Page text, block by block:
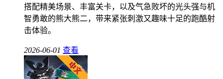
搭配精美场景、丰富关卡，以及气急败坏的光头强与机
智勇敢的熊大熊二，带来紧张刺激又趣味十足的跑酷射
击体验。
2026-06-01 查看